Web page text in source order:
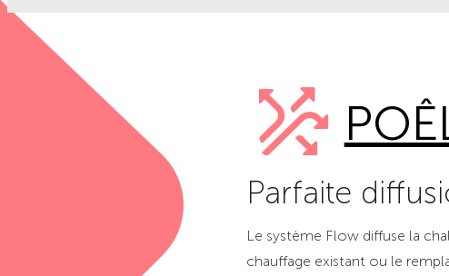
Parfaite
Le système Flow diffuse la
chauffage existant ou le